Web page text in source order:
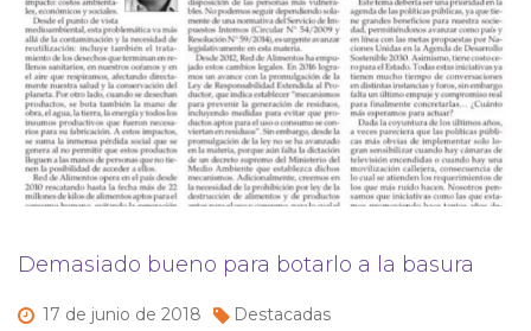
Demasiado bueno para botarlo a la basura
17 de junio de 2018 Destacadas